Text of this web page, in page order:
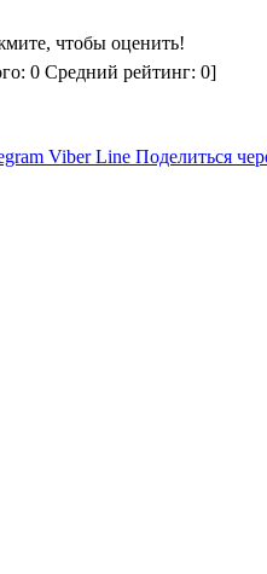
чтобы оценить!
0Средний рейтинг: 0]
Viber Line Поделиться